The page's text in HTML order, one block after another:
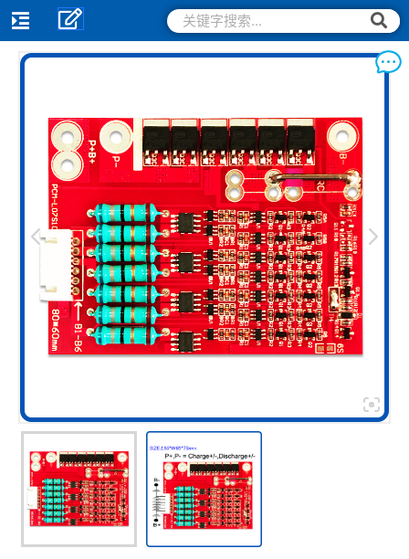
跳
至
搜
索
搜
索